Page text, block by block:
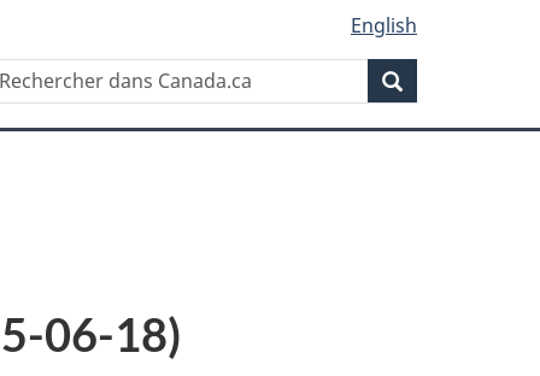
English
06-18)